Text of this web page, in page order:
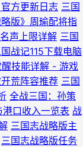
方更新日志 三国
略版》周瑜配将指
声上限详解 三国
战记115下载电脑
技能详解 - 游戏
荒阵容推荐 三国
全战三国：孙策
港口收入一览表 战
三国志战略版主
三国志战略版任务